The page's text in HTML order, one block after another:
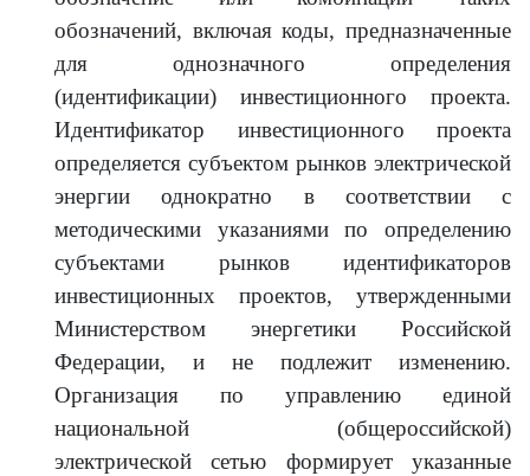
обозначений, включая коды, предназначенные
для однозначного определения
(идентификации) инвестиционного проекта.
Идентификатор инвестиционного проекта
определяется субъектом рынков электрической
энергии однократно в соответствии с
методическими указаниями по определению
субъектами рынков идентификаторов
инвестиционных проектов, утвержденными
Министерством энергетики Российской
Федерации, и не подлежит изменению.
Организация по управлению единой
национальной (общероссийской)
электрической сетью формирует указанные